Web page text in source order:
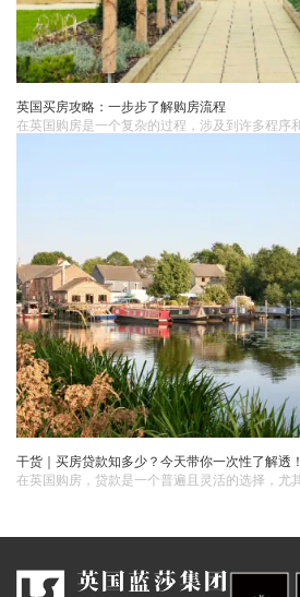
英国买房攻略：一步步了解购房流程
干货｜买房贷款知多少？今天带你一次性了解透！